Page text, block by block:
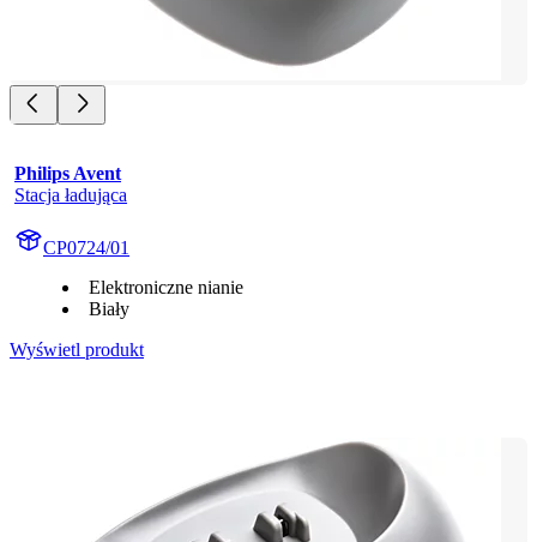
Philips Avent
Stacja ładująca
CP0724/01
Elektroniczne nianie
Biały
Wyświetl produkt